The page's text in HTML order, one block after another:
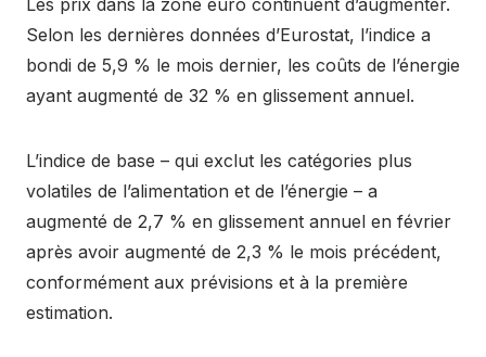
Selon les dernières données d’Eurostat, l’indice a
bondi de 5,9 % le mois dernier, les coûts de l’énergie
ayant augmenté de 32 % en glissement annuel.
L’indice de base – qui exclut les catégories plus
volatiles de l’alimentation et de l’énergie – a
augmenté de 2,7 % en glissement annuel en février
après avoir augmenté de 2,3 % le mois précédent,
conformément aux prévisions et à la première
estimation.